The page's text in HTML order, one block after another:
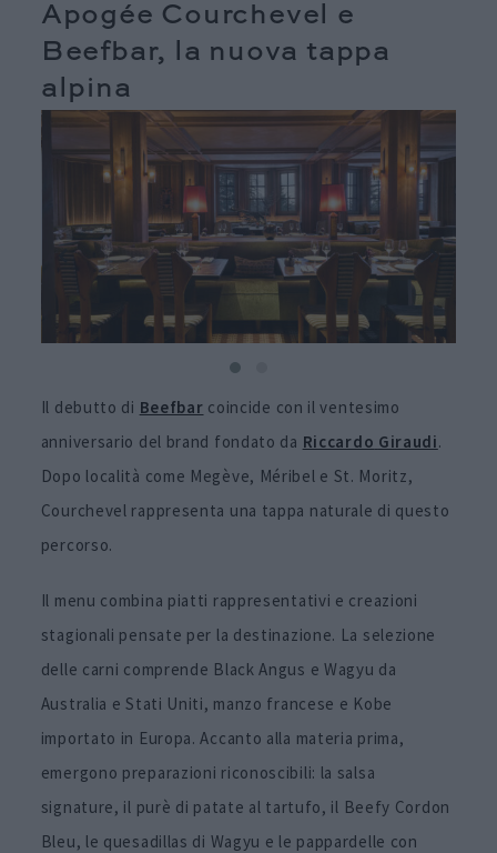
Apogée Courchevel e
Beefbar, la nuova tappa
alpina
Il debutto di Beefbar coincide con il ventesimo
anniversario del brand fondato da Riccardo Giraudi.
Dopo località come Megève, Méribel e St. Moritz,
Courchevel rappresenta una tappa naturale di questo
percorso.
Il menu combina piatti rappresentativi e creazioni
stagionali pensate per la destinazione. La selezione
delle carni comprende Black Angus e Wagyu da
Australia e Stati Uniti, manzo francese e Kobe
importato in Europa. Accanto alla materia prima,
emergono preparazioni riconoscibili: la salsa
signature, il purè di patate al tartufo, il Beefy Cordon
Bleu, le quesadillas di Wagyu e le pappardelle con